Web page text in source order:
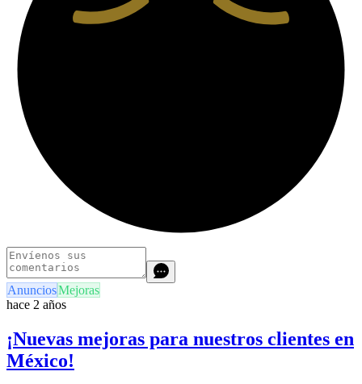
AnunciosMejoras
hace 2 años
¡Nuevas mejoras para nuestros clientes en
México!